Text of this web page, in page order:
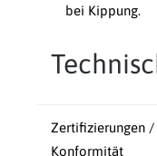
bei Kippung.
Zertifizierungen /
Konformität